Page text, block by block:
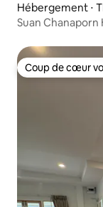
Hébergement ⋅
Suan
Coup de cœur
Coup de cœur